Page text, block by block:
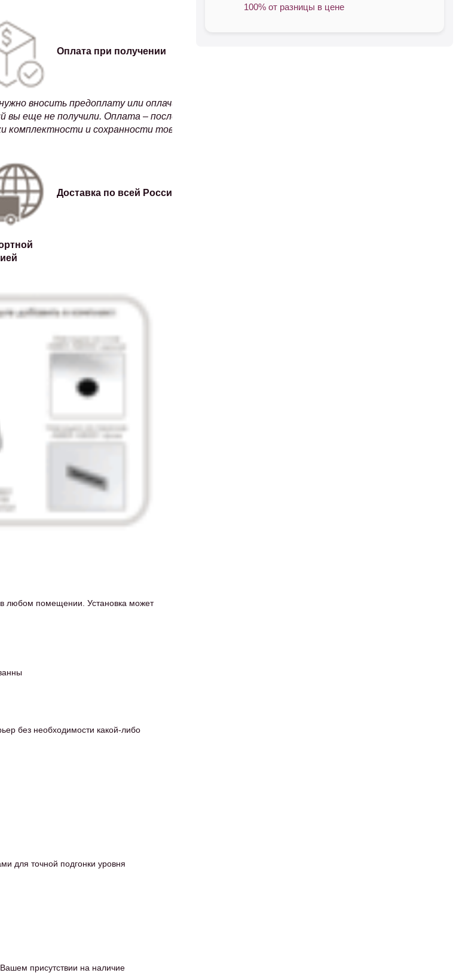
100% от разницы в цене
Оплата при получении
вносить предоплату или оплачивать товар,
вы еще не получили. Оплата – после доставки,
комплектности и сохранности товара.
Доставка по всей России любой
любом помещении. Установка может
без необходимости какой-либо
для точной подгонки уровня
присутствии на наличие